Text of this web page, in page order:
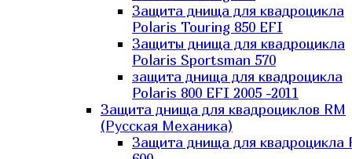
Защита днища для квадроцикла
Polaris Touring 850 EFI
Защиты днища для квадроцикла
Polaris Sportsman 570
защита днища для квадроцикла
Polaris 800 EFI 2005 -2011
Защита днища для квадроциклов RM
(Русская Механика)
Защита днища для квадроцикла